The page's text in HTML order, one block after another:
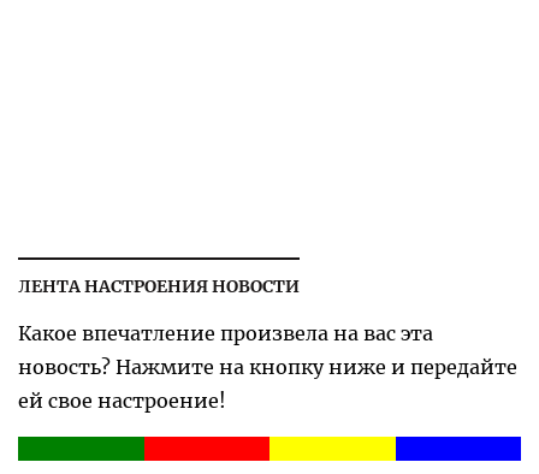
ЛЕНТА НАСТРОЕНИЯ НОВОСТИ
Какое впечатление произвела на вас эта
новость? Нажмите на кнопку ниже и передайте
ей свое настроение!